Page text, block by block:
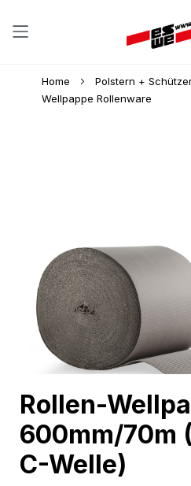
Home Polstern +
Wellpappe Rollenware
images
gallery
to
the
beginning
of
Rollen-
600mm/70m
C-Welle)